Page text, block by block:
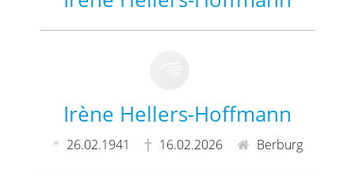
Irène Hellers-Hoffmann
26.02.1941 16.02.2026 Berburg